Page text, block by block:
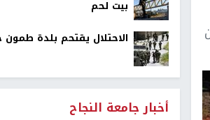
بيت لحم
الاحتلال يقتحم بلدة
أخبار جامعة النجاح